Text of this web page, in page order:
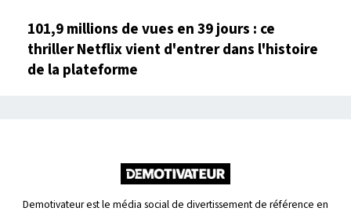
101,9 millions de vues en 39 jours : ce
thriller Netflix vient d'entrer dans l'histoire
de la plateforme
Demotivateur est le média social de divertissement de référence en